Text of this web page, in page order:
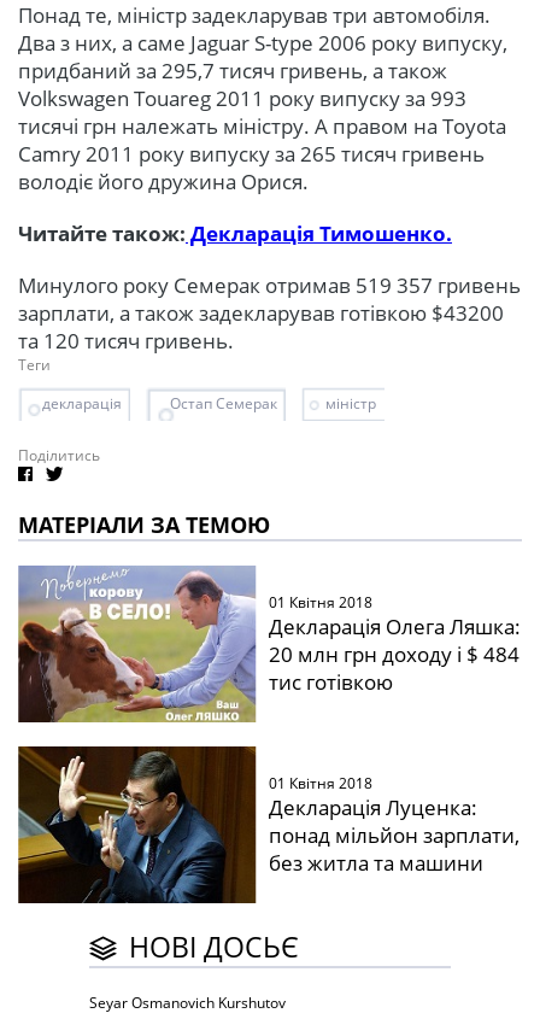
Понад те, міністр задекларував три автомобіля.
Два з них, а саме Jaguar S-type 2006 року випуску,
придбаний за 295,7 тисяч гривень, а також
Volkswagen Touareg 2011 року випуску за 993
тисячі грн належать міністру. А правом на Toyota
Camry 2011 року випуску за 265 тисяч гривень
володіє його дружина Орися.
Читайте також: Декларація Тимошенко.
Минулого року Семерак отримав 519 357 гривень
зарплати, а також задекларував готівкою $43200
та 120 тисяч гривень.
Теги
декларація
Остап Семерак міністр
Поділитись
МАТЕРІАЛИ ЗА ТЕМОЮ
01 Квітня 2018
Декларація Олега Ляшка:
20 млн грн доходу і $ 484
тис готівкою
01 Квітня 2018
Декларація Луценка:
понад мільйон зарплати,
без житла та машини
НОВІ ДОСЬЄ
Seyar Osmanovich Kurshutov